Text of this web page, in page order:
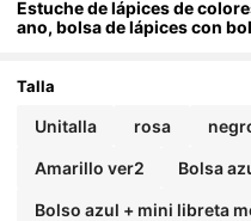
Estuche de lápices de
ano, bolsa de lápices con
Talla
Unitalla rosa
Amarillo ver2 Bolsa
Bolso azul + mini libreta